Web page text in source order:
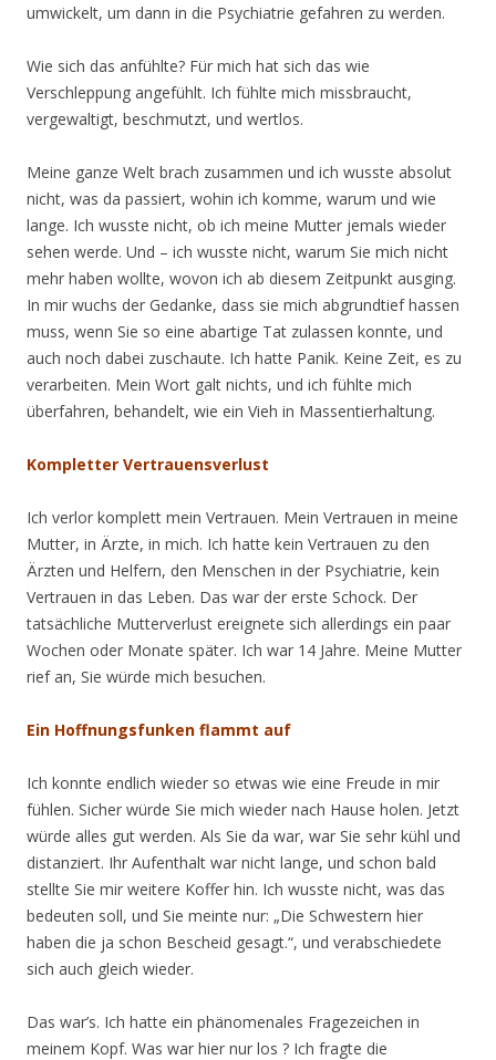
umwickelt, um dann in die Psychiatrie gefahren zu werden.
Wie sich das anfühlte? Für mich hat sich das wie
Verschleppung angefühlt. Ich fühlte mich missbraucht,
vergewaltigt, beschmutzt, und wertlos.
Meine ganze Welt brach zusammen und ich wusste absolut
nicht, was da passiert, wohin ich komme, warum und wie
lange. Ich wusste nicht, ob ich meine Mutter jemals wieder
sehen werde. Und – ich wusste nicht, warum Sie mich nicht
mehr haben wollte, wovon ich ab diesem Zeitpunkt ausging.
In mir wuchs der Gedanke, dass sie mich abgrundtief hassen
muss, wenn Sie so eine abartige Tat zulassen konnte, und
auch noch dabei zuschaute. Ich hatte Panik. Keine Zeit, es zu
verarbeiten. Mein Wort galt nichts, und ich fühlte mich
überfahren, behandelt, wie ein Vieh in Massentierhaltung.
Kompletter Vertrauensverlust
Ich verlor komplett mein Vertrauen. Mein Vertrauen in meine
Mutter, in Ärzte, in mich. Ich hatte kein Vertrauen zu den
Ärzten und Helfern, den Menschen in der Psychiatrie, kein
Vertrauen in das Leben. Das war der erste Schock. Der
tatsächliche Mutterverlust ereignete sich allerdings ein paar
Wochen oder Monate später. Ich war 14 Jahre. Meine Mutter
rief an, Sie würde mich besuchen.
Ein Hoffnungsfunken flammt auf
Ich konnte endlich wieder so etwas wie eine Freude in mir
fühlen. Sicher würde Sie mich wieder nach Hause holen. Jetzt
würde alles gut werden. Als Sie da war, war Sie sehr kühl und
distanziert. Ihr Aufenthalt war nicht lange, und schon bald
stellte Sie mir weitere Koffer hin. Ich wusste nicht, was das
bedeuten soll, und Sie meinte nur: „Die Schwestern hier
haben die ja schon Bescheid gesagt.“, und verabschiedete
sich auch gleich wieder.
Das war’s. Ich hatte ein phänomenales Fragezeichen in
meinem Kopf. Was war hier nur los ? Ich fragte die